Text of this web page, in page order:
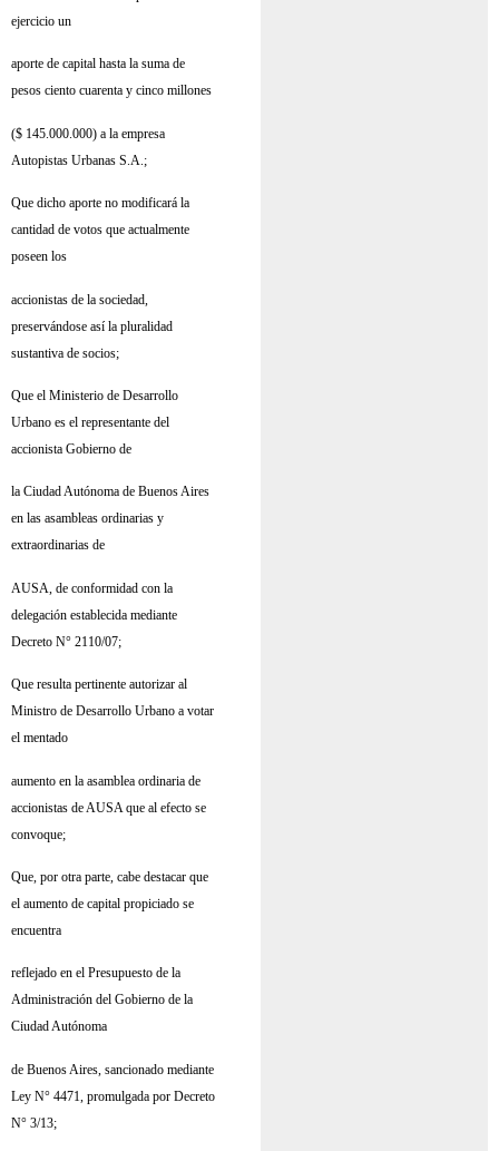
ejercicio un
aporte de capital hasta la suma de
pesos ciento cuarenta y cinco millones
($ 145.000.000) a la empresa
Autopistas Urbanas S.A.;
Que dicho aporte no modificará la
cantidad de votos que actualmente
poseen los
accionistas de la sociedad,
preservándose así la pluralidad
sustantiva de socios;
Que el Ministerio de Desarrollo
Urbano es el representante del
accionista Gobierno de
la Ciudad Autónoma de Buenos Aires
en las asambleas ordinarias y
extraordinarias de
AUSA, de conformidad con la
delegación establecida mediante
Decreto N° 2110/07;
Que resulta pertinente autorizar al
Ministro de Desarrollo Urbano a votar
el mentado
aumento en la asamblea ordinaria de
accionistas de AUSA que al efecto se
convoque;
Que, por otra parte, cabe destacar que
el aumento de capital propiciado se
encuentra
reflejado en el Presupuesto de la
Administración del Gobierno de la
Ciudad Autónoma
de Buenos Aires, sancionado mediante
Ley N° 4471, promulgada por Decreto
N° 3/13;